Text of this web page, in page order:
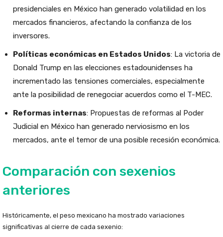
presidenciales en México han generado volatilidad en los
mercados financieros, afectando la confianza de los
inversores.
Políticas económicas en Estados Unidos: La victoria de
Donald Trump en las elecciones estadounidenses ha
incrementado las tensiones comerciales, especialmente
ante la posibilidad de renegociar acuerdos como el T-MEC.
Reformas internas: Propuestas de reformas al Poder
Judicial en México han generado nerviosismo en los
mercados, ante el temor de una posible recesión económica.
Comparación con sexenios
anteriores
Históricamente, el peso mexicano ha mostrado variaciones
significativas al cierre de cada sexenio: